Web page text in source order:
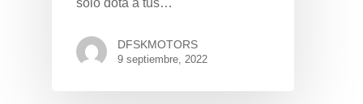
DFSKMOTORS
9 septiembre, 2022